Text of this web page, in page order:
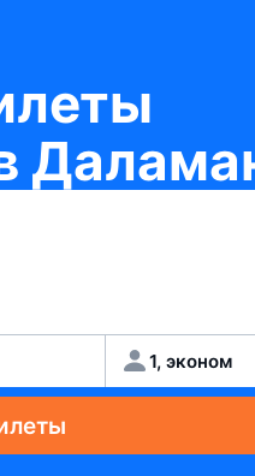
1, эконом